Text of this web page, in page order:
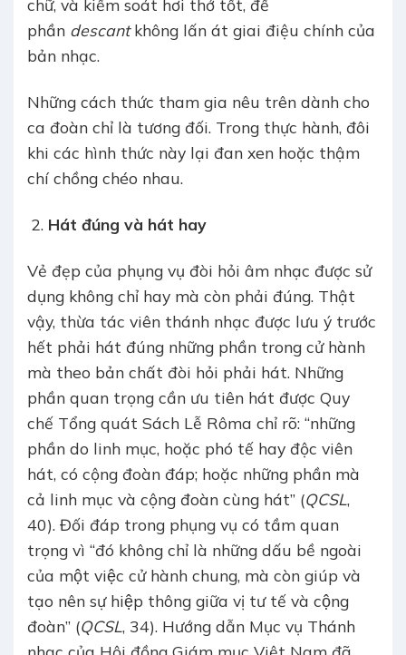
chữ, và kiểm soát hơi thở tốt, để
phần descantkhông lấn át giai điệu chính của
bản nhạc.
Những cách thức tham gia nêu trên dành cho
ca đoàn chỉ là tương đối. Trong thực hành, đôi
khi các hình thức này lại đan xen hoặc thậm
chí chồng chéo nhau.
Hát đúng và hát hay
Vẻ đẹp của phụng vụ đòi hỏi âm nhạc được sử
dụng không chỉ hay mà còn phải đúng. Thật
vậy, thừa tác viên thánh nhạc được lưu ý trước
hết phải hát đúng những phần trong cử hành
mà theo bản chất đòi hỏi phải hát. Những
phần quan trọng cần ưu tiên hát được Quy
chế Tổng quát Sách Lễ Rôma chỉ rõ: “những
phần do linh mục, hoặc phó tế hay độc viên
hát, có cộng đoàn đáp; hoặc những phần mà
cả linh mục và cộng đoàn cùng hát” (QCSL,
40). Đối đáp trong phụng vụ có tầm quan
trọng vì “đó không chỉ là những dấu bề ngoài
của một việc cử hành chung, mà còn giúp và
tạo nên sự hiệp thông giữa vị tư tế và cộng
đoàn” (QCSL, 34). Hướng dẫn Mục vụ Thánh